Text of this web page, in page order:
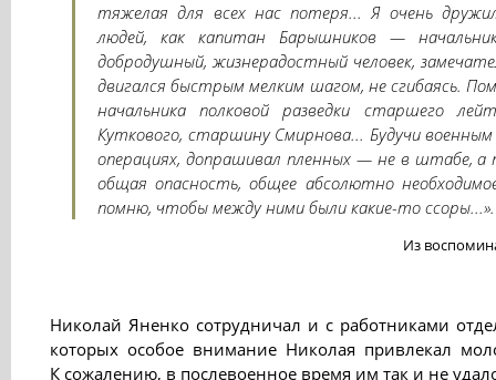
тяжелая для всех нас потеря... Я очень
людей, как капитан Барышников —
добродушный, жизнерадостный человек,
двигался быстрым мелким шагом, не сгибаясь.
начальника полковой разведки старшего
Куткового, старшину Смирнова... Будучи военным
операциях, допрашивал пленных — не в штабе, а
общая опасность, общее абсолютно
помню, чтобы между ними были какие-то ссоры...».
Из
Николай Яненко сотрудничал и с работниками
которых особое внимание Николая привлекал
К сожалению, в послевоенное время им так и не